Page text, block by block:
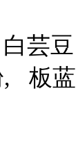
芸豆
板蓝